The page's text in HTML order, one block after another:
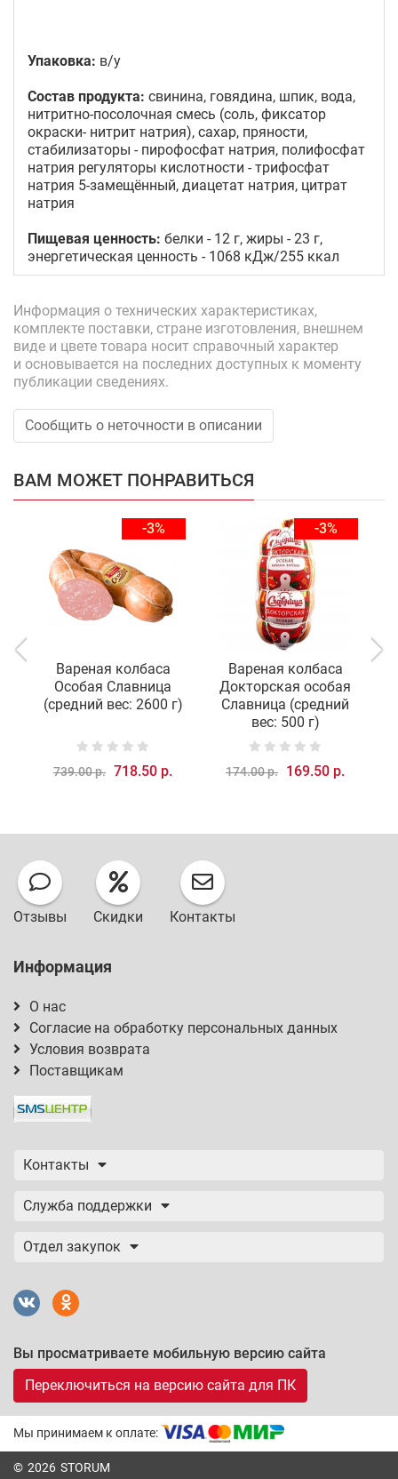
Упаковка: в/у
Состав продукта: свинина, говядина, шпик, вода,
нитритно-посолочная смесь (соль, фиксатор
окраски- нитрит натрия), сахар, пряности,
стабилизаторы - пирофосфат натрия, полифосфат
натрия регуляторы кислотности - трифосфат
натрия 5-замещённый, диацетат натрия, цитрат
натрия
Пищевая ценность: белки - 12 г, жиры - 23 г,
энергетическая ценность - 1068 кДж/255 ккал
Информация о технических характеристиках,
комплекте поставки, стране изготовления, внешнем
виде и цвете товара носит справочный характер
и основывается на последних доступных к моменту
публикации сведениях.
Сообщить о неточности в описании
ВАМ МОЖЕТ ПОНРАВИТЬСЯ
-3%
Вареная колбаса
Особая Славница
(средний вес: 2600 г)
739.00 р. 718.50 р.
-3%
Вареная колбаса
Докторская особая
Славница (средний
вес: 500 г)
174.00 р. 169.50 р.
Отзывы Скидки Контакты
Информация
О нас
Согласие на обработку персональных данных
Условия возврата
Поставщикам
Контакты
Служба поддержки
Отдел закупок
Вы просматриваете мобильную версию сайта
Переключиться на версию сайта для ПК
Мы принимаем к оплате:
© 2026 STORUM